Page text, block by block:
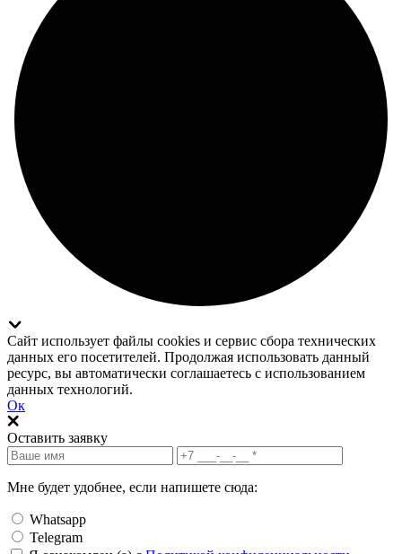
Сайт использует файлы cookies и сервис сбора технических
данных его посетителей. Продолжая использовать данный
ресурс, вы автоматически соглашаетесь с использованием
данных технологий.
Ок
Оставить заявку
Мне будет удобнее, если напишете сюда:
Whatsapp
Telegram